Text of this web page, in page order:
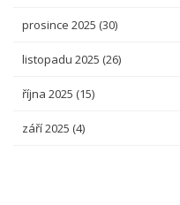
prosince 2025 (30)
listopadu 2025 (26)
října 2025 (15)
září 2025 (4)